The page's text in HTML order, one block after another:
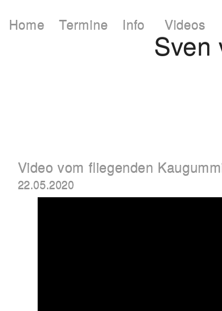
Sven
Home Termine Info Videos
Video vom fliegenden
22.05.2020